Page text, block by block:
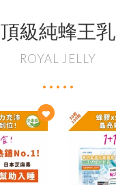
頂級純蜂王乳
ROYAL JELLY